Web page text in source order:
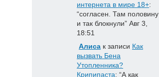
интернета в мире 18+:
“согласен. Там половину
и так блокнули” Авг 3,
18:51
Алиса к записи Как
вызвать Бена
Утопленника?
Крипипаста: “А как